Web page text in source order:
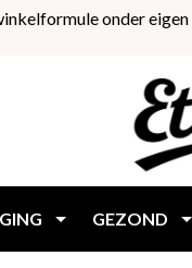
onder
GEZOND